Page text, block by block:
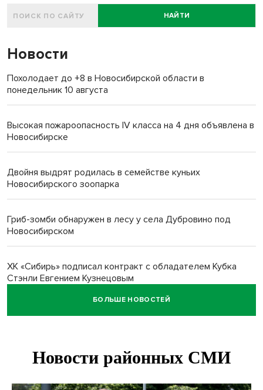
НАЙТИ
Новости
Похолодает до +8 в Новосибирской области в
понедельник 10 августа
Высокая пожароопасность IV класса на 4 дня объявлена в
Новосибирске
Двойня выдрят родилась в семействе куньих
Новосибирского зоопарка
Гриб-зомби обнаружен в лесу у села Дубровино под
Новосибирском
ХК «Сибирь» подписал контракт с обладателем Кубка
Стэнли Евгением Кузнецовым
Отправил инвалида на СВО и получил его «посмертные»
Андрей Травников поздравил новосибирцев с
БОЛЬШЕ НОВОСТЕЙ